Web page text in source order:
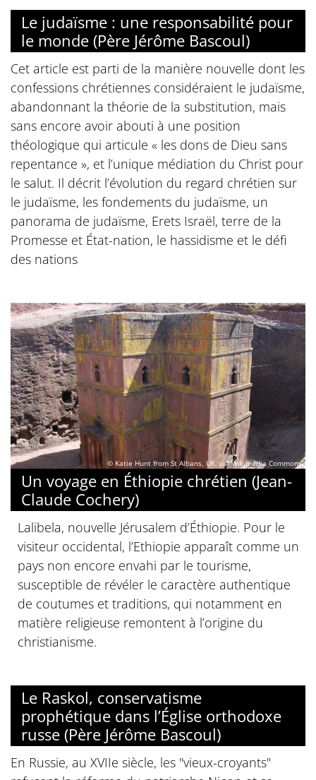
Le judaïsme : une responsabilité pour
le monde (Père Jérôme Bascoul)
Cet article est parti de la manière nouvelle dont les
confessions chrétiennes considéraient le judaïsme,
abandonnant la théorie de la substitution, mais
sans encore avoir abouti à une position
théologique qui articule « les dons de Dieu sans
repentance », et l’unique médiation du Christ pour
le salut. Il décrit l’évolution du regard chrétien sur
le judaïsme, les fondements du judaïsme, un
panorama de judaïsme, Erets Israël, terre de la
Promesse et État-nation, le hassidisme et le défi
des nations
© Katie Hunt from St Albans, UK, via Wikimedia Commons
Un voyage en Éthiopie chrétien (Jean-
Claude Cochery)
Lalibela, nouvelle Jérusalem d’Éthiopie. Pour le
visiteur occidental, l’Ethiopie apparaît comme un
pays non encore envahi par le tourisme,
susceptible de révéler le caractère authentique
de coutumes et traditions, qui notamment en
matière religieuse remontent à l’origine du
christianisme.
Le Raskol, conservatisme
prophétique dans l’Église orthodoxe
russe (Père Jérôme Bascoul)
En Russie, au XVIIe siècle, les "vieux-croyants"